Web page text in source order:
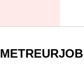
METREURJOB